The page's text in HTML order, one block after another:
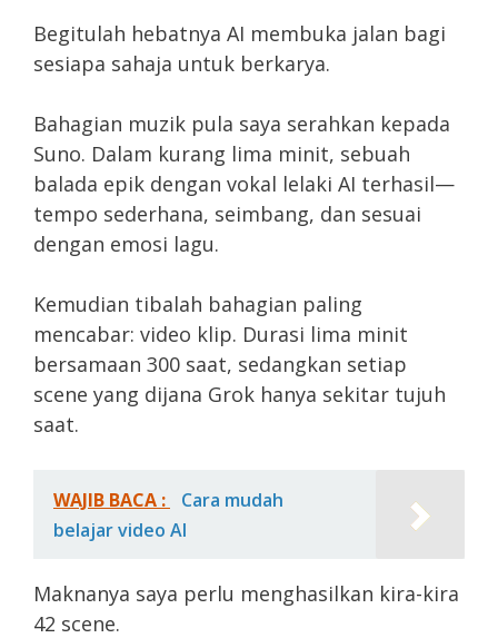
Begitulah hebatnya AI membuka jalan bagi
sesiapa sahaja untuk berkarya.
Bahagian muzik pula saya serahkan kepada
Suno. Dalam kurang lima minit, sebuah
balada epik dengan vokal lelaki AI terhasil—
tempo sederhana, seimbang, dan sesuai
dengan emosi lagu.
Kemudian tibalah bahagian paling
mencabar: video klip. Durasi lima minit
bersamaan 300 saat, sedangkan setiap
scene yang dijana Grok hanya sekitar tujuh
saat.
WAJIB BACA :
Cara mudah
belajar video AI
Maknanya saya perlu menghasilkan kira-kira
42 scene.